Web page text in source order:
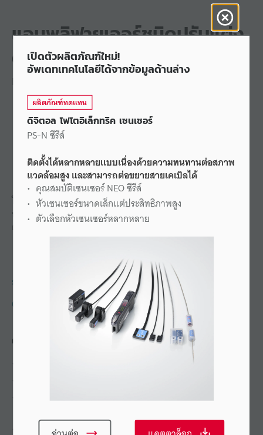
แอมพลิฟายเออร์ชนิดปรับแต่ง
ด้วยการกดครั้งเดียว
โฟโตอิเล็กทริคเซนเซอร์ชนิดแยกแอมพลิฟายเออร์ที่มีหัวเซนเซอร์
หลากหลายชนิด รวมถึงชนิดขนาดบางกะทัดรัดและชนิดที่ทนทาน
ต่อสารเคมี
สอบถาม KEYENCE
02-078-1090
คุณลักษณะ
ระบบการเชื่อมต่อแบบ Wire-saving (อยู่ระหว่างการจด
ขนาดกะทัดรัดเป็นพิเศษ
เปิดตัวผลิตภัณฑ์ใหม่!
อัพเดทเทคโนโลยีได้จากข้อมูลด้านล่าง
ผลิตภัณฑ์ทดแทน
ดิจิตอล โฟโตอิเล็กทริค เซนเซอร์
PS-N ซีรีส์
ติดตั้งได้หลากหลายแบบเนื่องด้วยความทนทานต่อสภาพ
แวดล้อมสูง และสามารถต่อขยายสายเคเบิลได้
คุณสมบัติเซนเซอร์ NEO ซีรีส์
หัวเซนเซอร์ขนาดเล็กแต่ประสิทธิภาพสูง
ตัวเลือกหัวเซนเซอร์หลากหลาย